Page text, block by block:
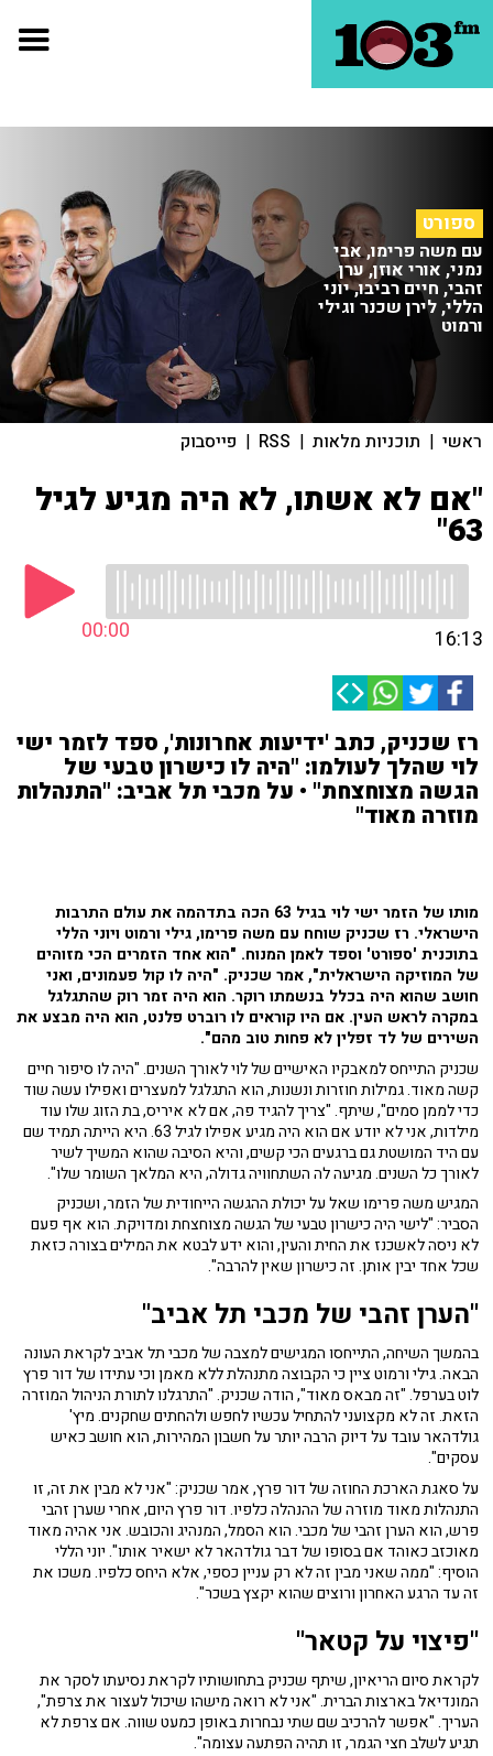
ספורט
עם משה פרימו, אבי
נמני, אורי אוזן, ערן
זהבי, חיים רביבו, יוני
הללי, לירן שכנר וגילי
ורמוט
ראשי | תוכניות מלאות |
RSS
| פייסבוק
"אם לא אשתו, לא היה מגיע לגיל
63"
00:00 16:13
רז שכניק, כתב 'ידיעות אחרונות', ספד לזמר ישי
לוי שהלך לעולמו: "היה לו כישרון טבעי של
הגשה מצוחצחת" • על מכבי תל אביב: "התנהלות
מוזרה מאוד"
מותו של הזמר ישי לוי בגיל 63 הכה בתדהמה את עולם התרבות
הישראלי. רז שכניק שוחח עם משה פרימו, גילי ורמוט ויוני הללי
בתוכנית 'ספורט' וספד לאמן המנוח. "הוא אחד הזמרים הכי מזוהים
של המוזיקה הישראלית", אמר שכניק. "היה לו קול פעמונים, ואני
חושב שהוא היה בכלל בנשמתו רוקר. הוא היה זמר רוק שהתגלגל
במקרה לראש העין. אם היו קוראים לו רוברט פלנט, הוא היה מבצע את
השירים של לד זפלין לא פחות טוב מהם".
שכניק התייחס למאבקיו האישיים של לוי לאורך השנים. "היה לו סיפור חיים
קשה מאוד. גמילות חוזרות ונשנות, הוא התגלגל למעצרים ואפילו עשה שוד
כדי לממן סמים", שיתף. "צריך להגיד פה, אם לא איריס, בת הזוג שלו עוד
מילדות, אני לא יודע אם הוא היה מגיע אפילו לגיל 63. היא הייתה תמיד שם
עם היד המושטת גם ברגעים הכי קשים, והיא הסיבה שהוא המשיך לשיר
לאורך כל השנים. מגיעה לה השתחוויה גדולה, היא המלאך השומר שלו".
המגיש משה פרימו שאל על יכולת ההגשה הייחודית של הזמר, ושכניק
הסביר: "לישי היה כישרון טבעי של הגשה מצוחצחת ומדויקת. הוא אף פעם
לא ניסה לאשכנז את החית והעין, והוא ידע לבטא את המילים בצורה כזאת
שכל אחד יבין אותן. זה כישרון שאין להרבה".
"הערן זהבי של מכבי תל אביב"
בהמשך השיחה, התייחסו המגישים למצבה של מכבי תל אביב לקראת העונה
הבאה. גילי ורמוט ציין כי הקבוצה מתנהלת ללא מאמן וכי עתידו של דור פרץ
לוט בערפל. "זה מבאס מאוד", הודה שכניק. "התרגלנו לתורת הניהול המוזרה
הזאת. זה לא מקצועני להתחיל עכשיו לחפש ולהחתים שחקנים. מיץ'
גולדהאר עובד על דיוק הרבה יותר על חשבון המהירות, הוא חושב כאיש
עסקים".
על סאגת הארכת החוזה של דור פרץ, אמר שכניק: "אני לא מבין את זה, זו
התנהלות מאוד מוזרה של ההנהלה כלפיו. דור פרץ היום, אחרי שערן זהבי
פרש, הוא הערן זהבי של מכבי. הוא הסמל, המנהיג והכובש. אני אהיה מאוד
מאוכזב כאוהד אם בסופו של דבר גולדהאר לא ישאיר אותו". יוני הללי
הוסיף: "ממה שאני מבין זה לא רק עניין כספי, אלא היחס כלפיו. משכו את
זה עד הרגע האחרון ורוצים שהוא יקצץ בשכר".
"פיצוי על קטאר"
לקראת סיום הריאיון, שיתף שכניק בתחושותיו לקראת נסיעתו לסקר את
המונדיאל בארצות הברית. "אני לא רואה מישהו שיכול לעצור את צרפת",
העריך. "אפשר להרכיב שם שתי נבחרות באופן כמעט שווה. אם צרפת לא
תגיע לשלב חצי הגמר, זו תהיה הפתעה עצומה".